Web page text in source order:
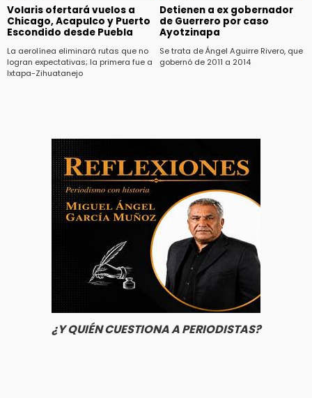
Volaris ofertará vuelos a
Chicago, Acapulco y Puerto
Escondido desde Puebla
La aerolínea eliminará rutas que no
logran expectativas; la primera fue a
Ixtapa-Zihuatanejo
Detienen a ex gobernador
de Guerrero por caso
Ayotzinapa
Se trata de Ángel Aguirre Rivero, que
gobernó de 2011 a 2014
¿Y QUIÉN CUESTIONA A PERIODISTAS?